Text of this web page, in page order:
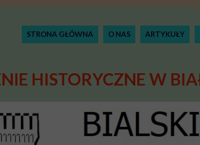
HISTORYCZNE W
STRONA GŁÓWNA O NAS ARTYKUŁY